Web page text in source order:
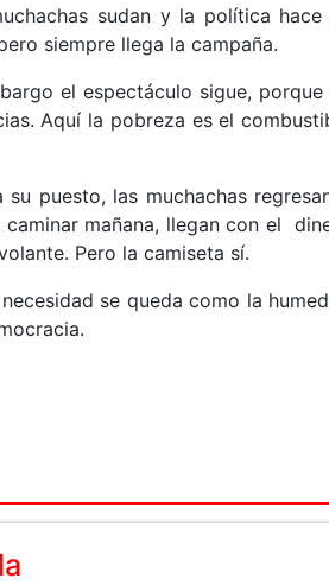
sudan y la política hace
siempre llega la campaña.
el espectáculo sigue, porque
Aquí la pobreza es el
puesto, las muchachas
mañana, llegan con el
Pero la camiseta sí.
se queda como la